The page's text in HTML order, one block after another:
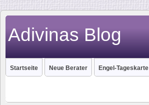
Adivinas Blog
Startseite Neue Berater Engel-Tageskarte